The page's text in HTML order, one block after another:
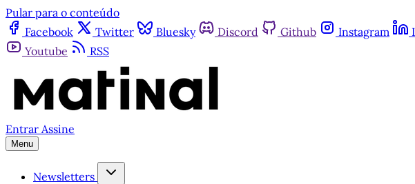
Pular para o conteúdo
Facebook
Twitter Bluesky Discord Github Instagram
Youtube
RSS
Entrar Assine
Menu
Newsletters